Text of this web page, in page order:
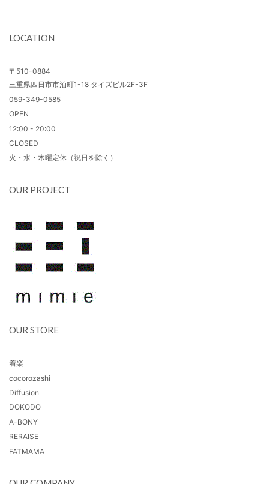
LOCATION
〒510-0884
三重県四日市市泊町1-18 タイズビル2F-3F
059-349-0585
OPEN
12:00 - 20:00
CLOSED
火・水・木曜定休（祝日を除く）
OUR PROJECT
OUR STORE
着楽
cocorozashi
Diffusion
DOKODO
A-BONY
RERAISE
FATMAMA